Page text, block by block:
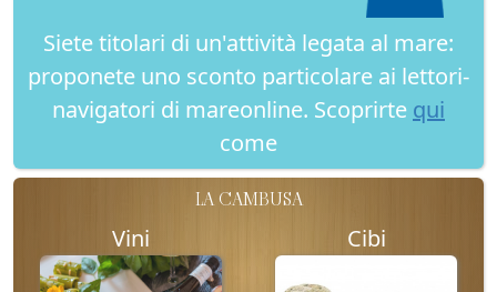
Siete titolari di un'attività legata al mare:
proponete uno sconto particolare ai lettori-
navigatori di mareonline. Scoprirte qui
come
LA CAMBUSA
Vini Cibi